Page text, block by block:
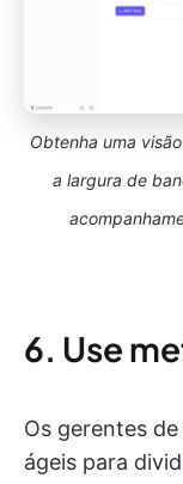
Obtenha uma
a largura de
6. Use
Os gerentes
ágeis para